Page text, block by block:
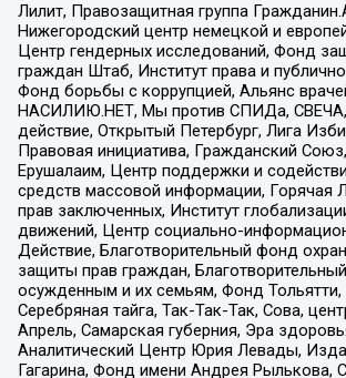
Лилит, Правозащитная группа
Нижегородский центр немецкой и
Центр гендерных исследований, Фонд
граждан Штаб, Институт права и
Фонд борьбы с коррупцией, Альянс
НАСИЛИЮ.НЕТ, Мы против СПИДа, СВЕЧА,
действие, Открытый Петербург, Лига
Правовая инициатива, Гражданский
Ерушалаим, Центр поддержки и
средств массовой информации, Горячая
прав заключенных, Институт
движений, Центр социально-
Действие, Благотворительный фонд
защиты прав граждан,
осужденным и их семьям, Фонд
Серебряная тайга, Так-Так-Так, Сова,
Апрель, Самарская губерния, Эра
Аналитический Центр Юрия Левады,
Гагарина, Фонд имени Андрея Рылькова,